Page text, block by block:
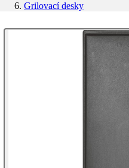
Grilovací desky